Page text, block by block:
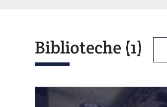
Biblioteche (1)